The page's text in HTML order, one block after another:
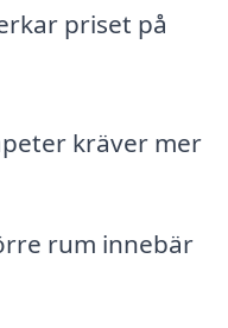
priset på
kräver mer
rum innebär